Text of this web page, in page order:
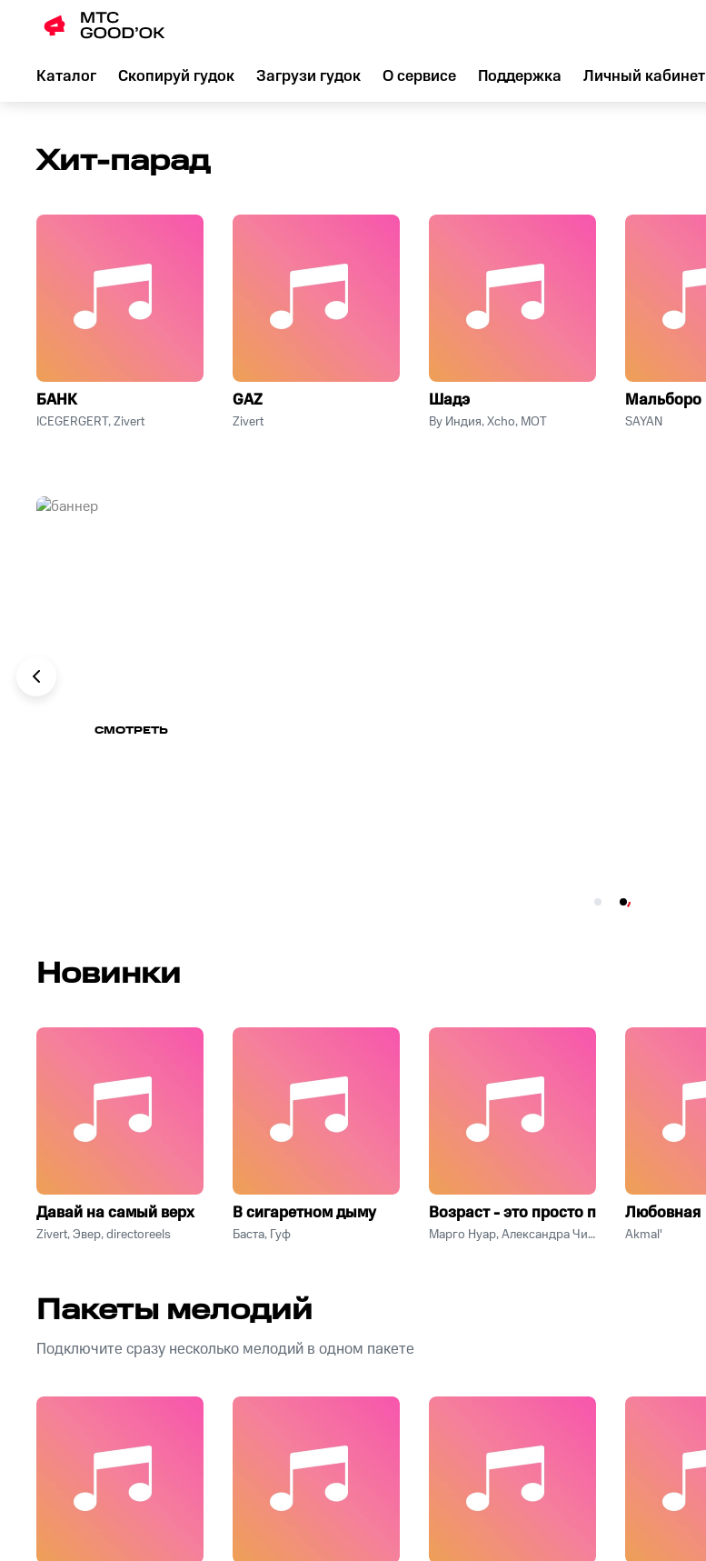
Каталог Скопируй гудок Загрузи гудок О сервисе Поддержка Личный кабинет
телефонаХит-парад
БАНК
ICEGERGERT, Zivert
GAZ
Zivert
Шадэ
By Индия, Xcho, МОТ
Мальборо
SAYAN
СМОТРЕТЬ
Новинки
Давай на самый верх
Zivert, Эвер, directoreels
В сигаретном дыму
Баста, Гуф
Возраст - это просто пин-код
Марго Нуар, Александра Чистякова
Любовная
Akmal'
Пакеты мелодий
Подключите сразу несколько мелодий в одном пакете